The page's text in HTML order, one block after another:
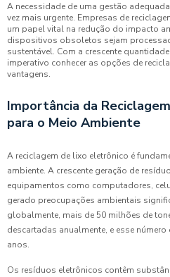
A necessidade de uma gestão
vez mais urgente. Empresas de
um papel vital na redução do impacto
dispositivos obsoletos sejam
sustentável. Com a crescente
imperativo conhecer as opções de
vantagens.
Importância da
para o Meio Ambiente
A reciclagem de lixo eletrônico é
ambiente. A crescente geração de
equipamentos como computadores,
gerado preocupações ambientais
globalmente, mais de 50 milhões de
descartadas anualmente, e esse
anos.
Os resíduos eletrônicos contêm